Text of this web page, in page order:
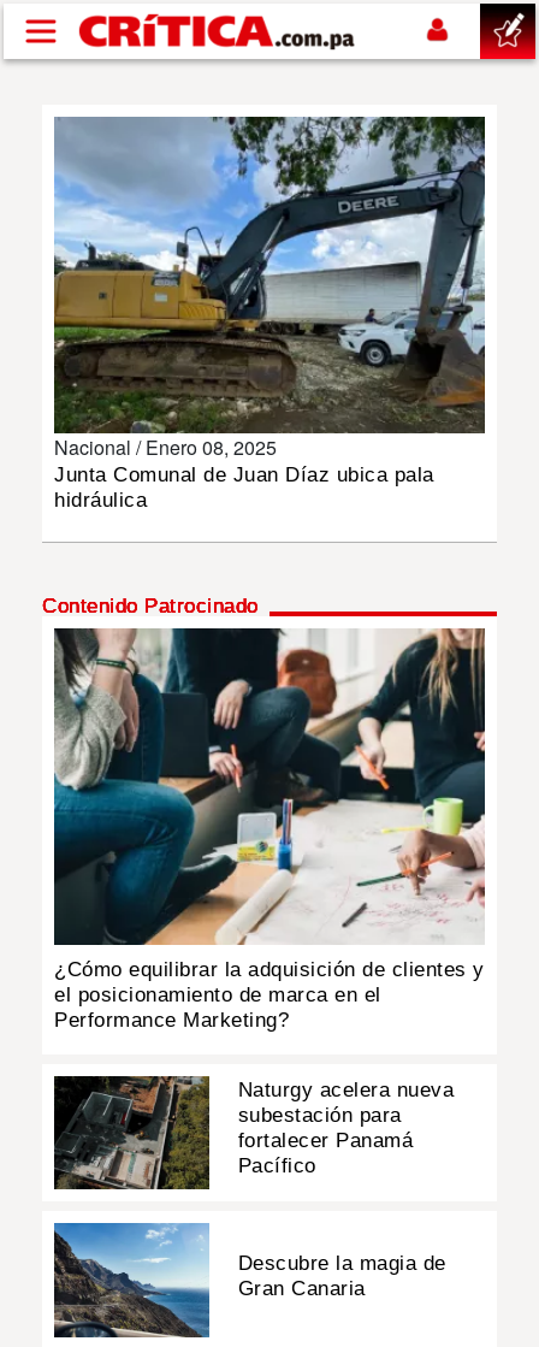
Pasar al contenido principal
SUCESOS
NACIONAL
POLÍTICA
SHOW
DEPORTES
MULTIMEDIA
IMPRESO
Nacional /Enero 08, 2025
Junta Comunal de Juan Díaz ubica pala
hidráulica
Contenido Patrocinado
¿Cómo equilibrar la adquisición de clientes y
el posicionamiento de marca en el
Performance Marketing?
Naturgy acelera nueva
subestación para
fortalecer Panamá
Pacífico
Descubre la magia de
Gran Canaria